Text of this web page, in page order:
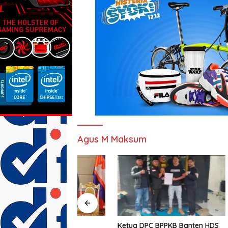
Agus M Maksum
Ketua DPC BPPKB Banten HDS
Heboh